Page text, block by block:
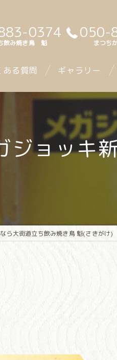
0374
飲み焼き鳥 魁
050-
まつち
ある質問 ギャラリー
ジョッキ
ら大街道立ち飲み焼き鳥 魁(さきがけ)